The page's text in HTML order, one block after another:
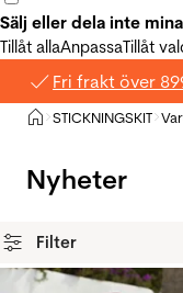
Sälj eller dela inte
Tillåt allaAnpassaTillåt
Fri frakt över
Hem
>STICKNINGSKIT >
Nyheter
Filter
Produkter